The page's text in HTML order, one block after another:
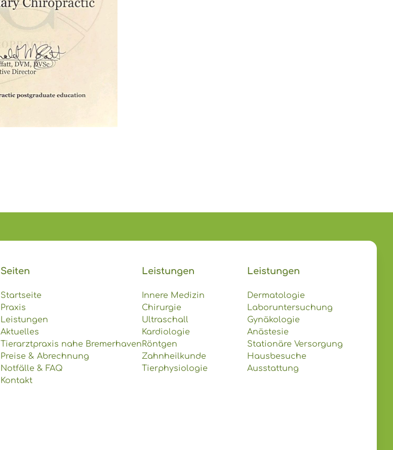
Seiten
Startseite
Praxis
Leistungen
Aktuelles
Tierarztpraxis nahe Bremerhaven
Preise & Abrechnung
Notfälle & FAQ
Kontakt
Leistungen
Innere Medizin
Chirurgie
Ultraschall
Kardiologie
Röntgen
Zahnheilkunde
Tierphysiologie
Leistungen
Dermatologie
Laboruntersuchung
Gynäkologie
Anästesie
Stationäre Versorgung
Hausbesuche
Ausstattung